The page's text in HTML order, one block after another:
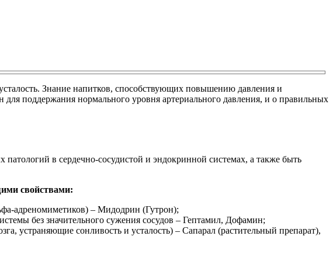
Знание напитков, способствующих повышению давления и
поддержания нормального уровня артериального давления, и о правильных
патологий в сердечно-сосудистой и эндокринной системах, а также быть
свойствами:
адреномиметиков) – Мидодрин (Гутрон);
без значительного сужения сосудов – Гептамил, Дофамин;
сонливость и усталость) – Сапарал (растительный препарат),